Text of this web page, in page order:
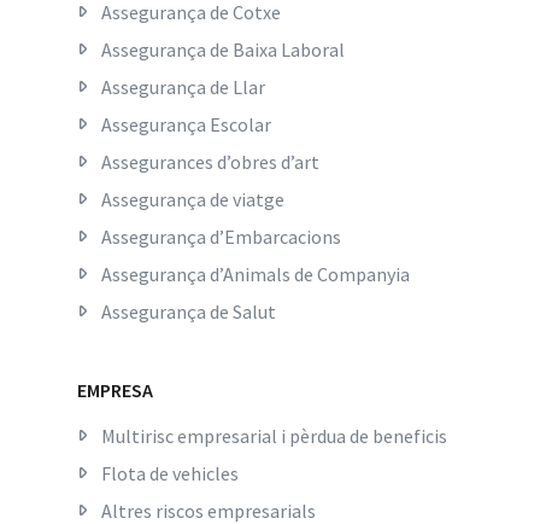
Assegurança de Cotxe
Assegurança de Baixa Laboral
Assegurança de Llar
Assegurança Escolar
Assegurances d’obres d’art
Assegurança de viatge
Assegurança d’Embarcacions
Assegurança d’Animals de Companyia
Assegurança de Salut
EMPRESA
Multirisc empresarial i pèrdua de beneficis
Flota de vehicles
Altres riscos empresarials